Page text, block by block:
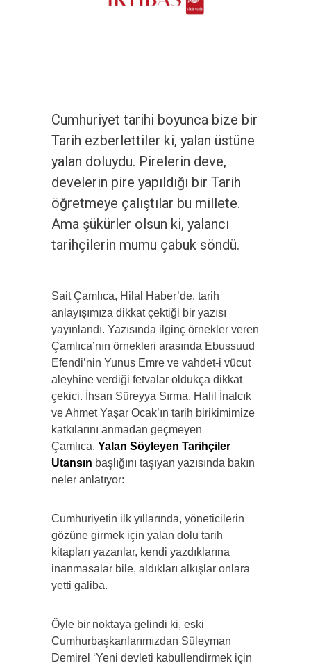
Cumhuriyet tarihi boyunca bize bir
Tarih ezberlettiler ki, yalan üstüne
yalan doluydu. Pirelerin deve,
develerin pire yapıldığı bir Tarih
öğretmeye çalıştılar bu millete.
Ama şükürler olsun ki, yalancı
tarihçilerin mumu çabuk söndü.
Sait Çamlıca, Hilal Haber’de, tarih
anlayışımıza dikkat çektiği bir yazısı
yayınlandı. Yazısında ilginç örnekler veren
Çamlıca’nın örnekleri arasında Ebussuud
Efendi’nin Yunus Emre ve vahdet-i vücut
aleyhine verdiği fetvalar oldukça dikkat
çekici. İhsan Süreyya Sırma, Halil İnalcık
ve Ahmet Yaşar Ocak’ın tarih birikimimize
katkılarını anmadan geçmeyen
Çamlıca, Yalan Söyleyen Tarihçiler
Utansın başlığını taşıyan yazısında bakın
neler anlatıyor:
Cumhuriyetin ilk yıllarında, yöneticilerin
gözüne girmek için yalan dolu tarih
kitapları yazanlar, kendi yazdıklarına
inanmasalar bile, aldıkları alkışlar onlara
yetti galiba.
Öyle bir noktaya gelindi ki, eski
Cumhurbaşkanlarımızdan Süleyman
Demirel ‘Yeni devleti kabullendirmek için